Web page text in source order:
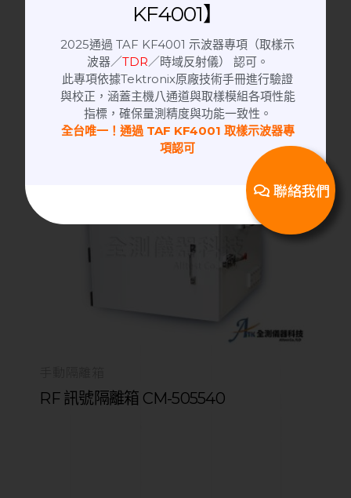
Horn Antenna | 喇叭天線
23.5-43.5GHz Corrugated Conical Horn
Antenna 喇叭天線
RF 訊號隔離箱 CM-505540
KF4001】
2025通過 TAF KF4001 示波器專項（取樣示
波器／TDR／時域反射儀） 認可。
此專項依據Tektronix原廠技術手冊進行驗證
與校正，涵蓋主機八通道與取樣模組各項性能
指標，確保量測精度與功能一致性。
全台唯一！通過 TAF KF4001 取樣示波器專
項認可
聯絡我們